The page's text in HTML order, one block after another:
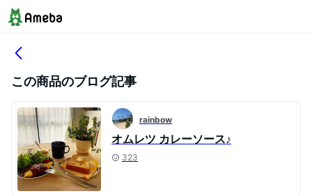
この商品のブログ記事
rainbow
オムレツ カレーソース♪
323